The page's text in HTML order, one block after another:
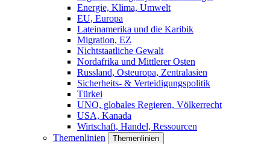
Energie, Klima, Umwelt
EU, Europa
Lateinamerika und die Karibik
Migration, EZ
Nichtstaatliche Gewalt
Nordafrika und Mittlerer Osten
Russland, Osteuropa, Zentralasien
Sicherheits- & Verteidigungspolitik
Türkei
UNO, globales Regieren, Völkerrecht
USA, Kanada
Wirtschaft, Handel, Ressourcen
Themenlinien
Themenlinien